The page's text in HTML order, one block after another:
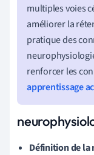
multiples voies
améliorer la
pratique des
renforcer les
apprentissage
Définition de